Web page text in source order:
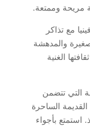
مريحة وممتعة.
مع تذاكر
والمدهشة
الغنية
التي تتضمن
الساحرة
استمتع بأجواء